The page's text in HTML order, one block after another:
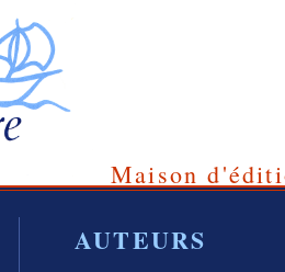
Maison
AUTEURS